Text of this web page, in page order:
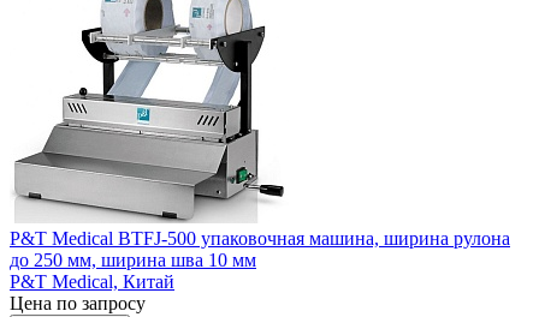
P&T Medical BTFJ-500 упаковочная машина, ширина рулона
до 250 мм, ширина шва 10 мм
P&T Medical, Китай
Цена по запросу